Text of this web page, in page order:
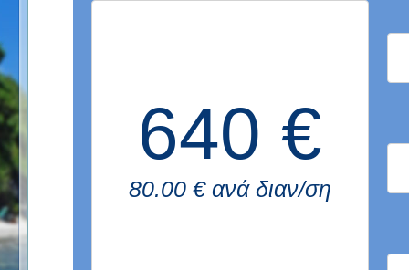
640 €
80.00 € ανά διαν/ση